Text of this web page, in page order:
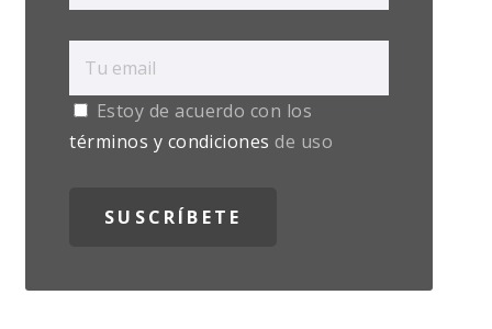
Estoy de acuerdo con los
términos y condiciones de uso